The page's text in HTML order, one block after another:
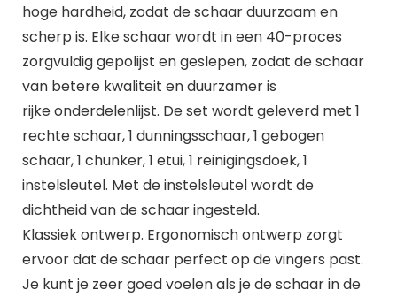
hoge hardheid, zodat de schaar duurzaam en
scherp is. Elke schaar wordt in een 40-proces
zorgvuldig gepolijst en geslepen, zodat de schaar
van betere kwaliteit en duurzamer is
rijke onderdelenlijst. De set wordt geleverd met 1
rechte schaar, 1 dunningsschaar, 1 gebogen
schaar, 1 chunker, 1 etui, 1 reinigingsdoek, 1
instelsleutel. Met de instelsleutel wordt de
dichtheid van de schaar ingesteld.
Klassiek ontwerp. Ergonomisch ontwerp zorgt
ervoor dat de schaar perfect op de vingers past.
Je kunt je zeer goed voelen als je de schaar in de